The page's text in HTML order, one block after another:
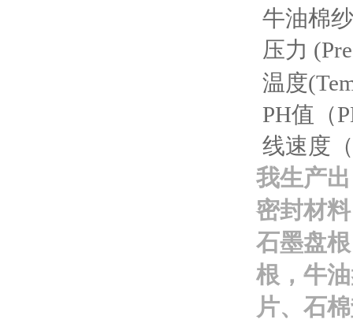
牛油棉
压力
温度
PH值（
线速度
我生产
密封材
石墨盘
根，牛
片、石